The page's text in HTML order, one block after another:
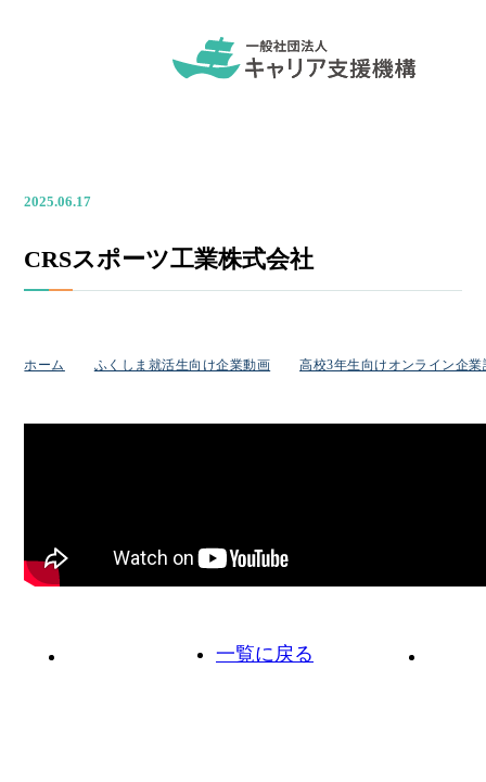
2025.06.17
CRSスポーツ工業株式会社
ホーム ふくしま就活生向け企業動画 高校3年生向けオンライン企
一覧に戻る